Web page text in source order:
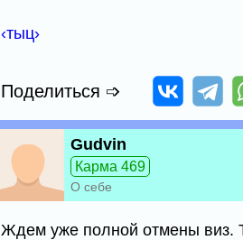
‹тыц›
Поделиться ➩
Gudvin
Карма 469
О себе
Ждем уже полной отмены виз.